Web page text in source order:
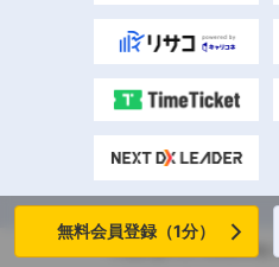
無料会員登録（1分）